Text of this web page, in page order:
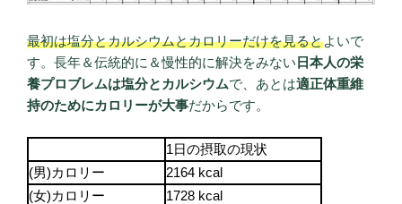
最初は塩分とカルシウムとカロリーだけを見るとよいで
す。長年＆伝統的に＆慢性的に解決をみない 日本人の栄
養プロブレムは塩分とカルシウムで、あとは適正体重維
持のためにカロリーが大事だからです。
1日の摂取の現状
(男)カロリー
2164 kcal
(女)カロリー
1728 kcal